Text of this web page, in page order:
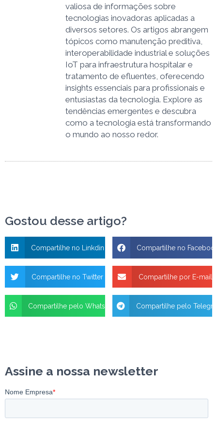
valiosa de informações sobre
tecnologias inovadoras aplicadas a
diversos setores. Os artigos abrangem
tópicos como manutenção preditiva,
interoperabilidade industrial e soluções
IoT para infraestrutura hospitalar e
tratamento de efluentes, oferecendo
insights essenciais para profissionais e
entusiastas da tecnologia. Explore as
tendências emergentes e descubra
como a tecnologia está transformando
o mundo ao nosso redor.
Gostou desse artigo?
Compartilhe no Linkdin Compartilhe no
Compartilhe no Twitter Compartilhe por E-mail
Compartilhe pelo WhatsApp Compartilhe pelo
Assine a nossa newsletter